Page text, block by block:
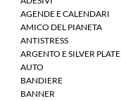
AGENDE E CALENDARI
AMICO DEL PIANETA
ANTISTRESS
ARGENTO E SILVER
AUTO
BANDIERE
BANNER